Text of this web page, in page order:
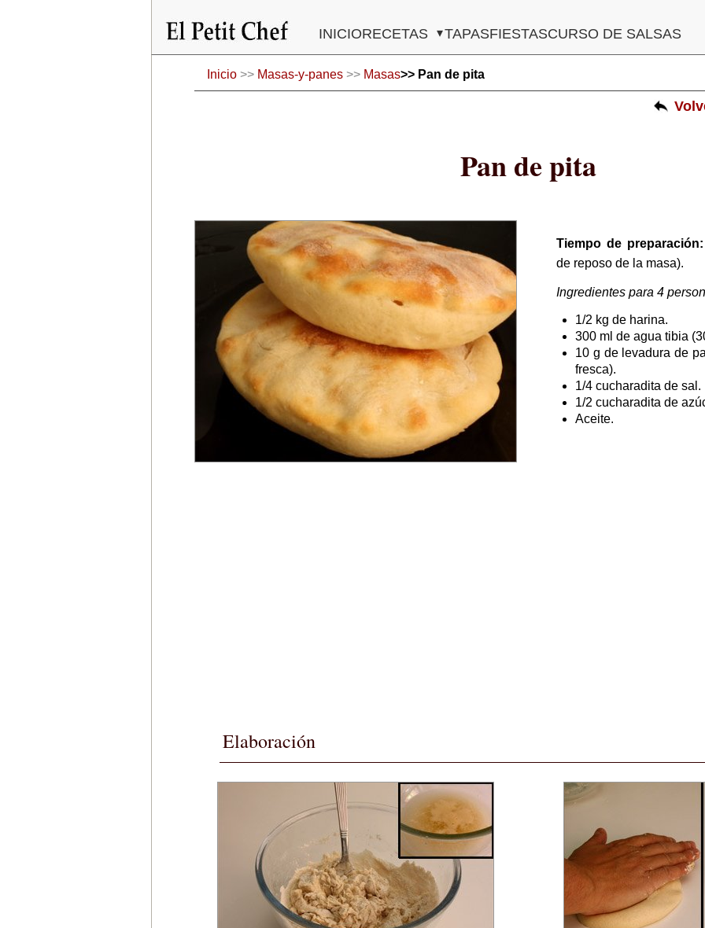
Navegación
principal
INICIORECETAS TAPASFIESTASCURSO DE SALSAS
Inicio >> Masas-y-panes >> Masas>> Pan de pita
Pan de pita
Tiempo de preparación:
de reposo de la masa).
Ingredientes para 4
1/2 kg de harina.
300 ml de agua tibia
10 g de levadura de
fresca).
1/4 cucharadita de sal.
1/2 cucharadita de
Aceite.
Elaboración